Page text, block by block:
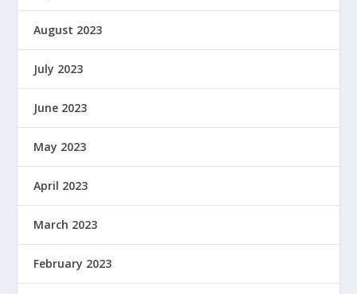
August 2023
July 2023
June 2023
May 2023
April 2023
March 2023
February 2023